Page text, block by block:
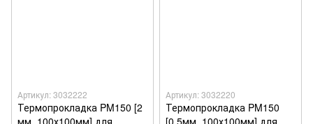
Артикул: 3032222
Термопрокладка PM150 [2
мм, 100х100мм] для
Артикул: 3032220
Термопрокладка PM150
[0.5мм, 100х100мм] для